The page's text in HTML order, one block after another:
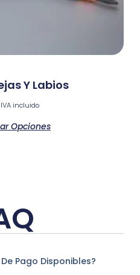
Y Labios
IVA incluido
Opciones
Pago Disponibles?